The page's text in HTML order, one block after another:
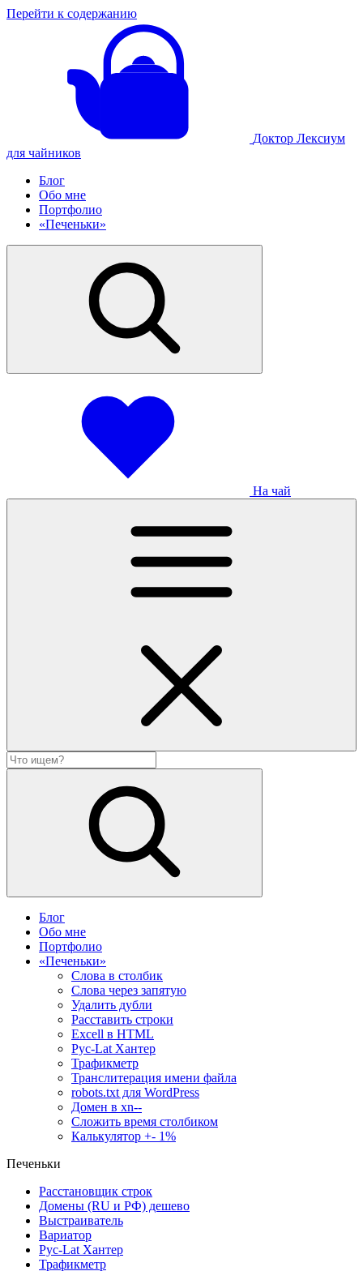
Перейти к содержанию
Доктор Лексиум
для чайников
Блог
Обо мне
Портфолио
«Печеньки»
На чай
Блог
Обо мне
Портфолио
«Печеньки»
Слова в столбик
Слова через запятую
Удалить дубли
Расставить строки
Excell в HTML
Рус-Lat Хантер
Трафикметр
Транслитерация имени файла
robots.txt для WordPress
Домен в xn--
Сложить время столбиком
Калькулятор +- 1%
Печеньки
Расстановщик строк
Домены (RU и РФ) дешево
Выстраиватель
Вариатор
Рус-Lat Хантер
Трафикметр